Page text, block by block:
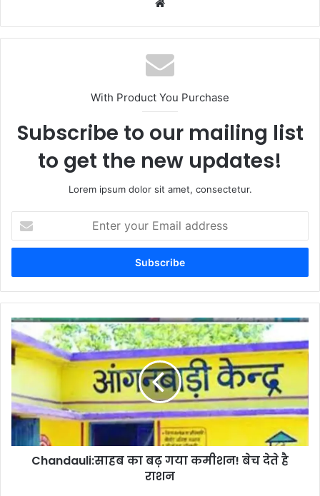
With Product You Purchase
Subscribe to our mailing list
to get the new updates!
Lorem ipsum dolor sit amet, consectetur.
your
Email
Chandauli:साहब का बढ़ गया कमीशन! बेच देते है
राशन